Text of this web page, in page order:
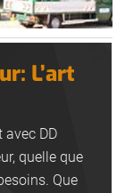
L’art
avec DD
quelle que
Que